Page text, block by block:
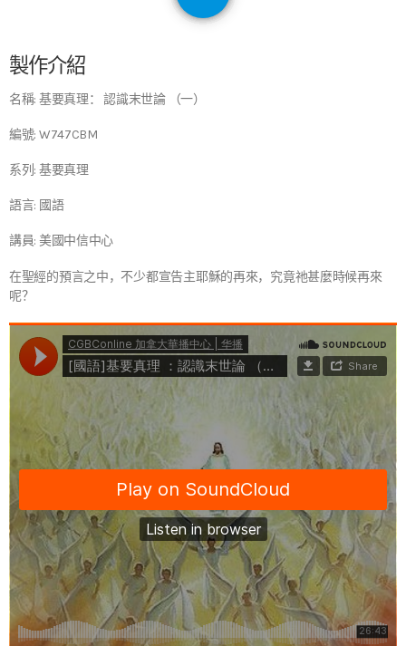
製作介紹
名稱: 基要真理： 認識末世論 （一）
編號: W747CBM
系列: 基要真理
語言: 國語
講員: 美國中信中心
在聖經的預言之中，不少都宣告主耶穌的再來，究竟祂甚麼時候再來
呢？